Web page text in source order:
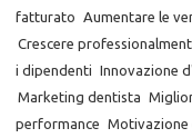
fatturato Aumentare le
Crescere
i dipendenti Innovazione
Marketing dentista
performance Motivazione